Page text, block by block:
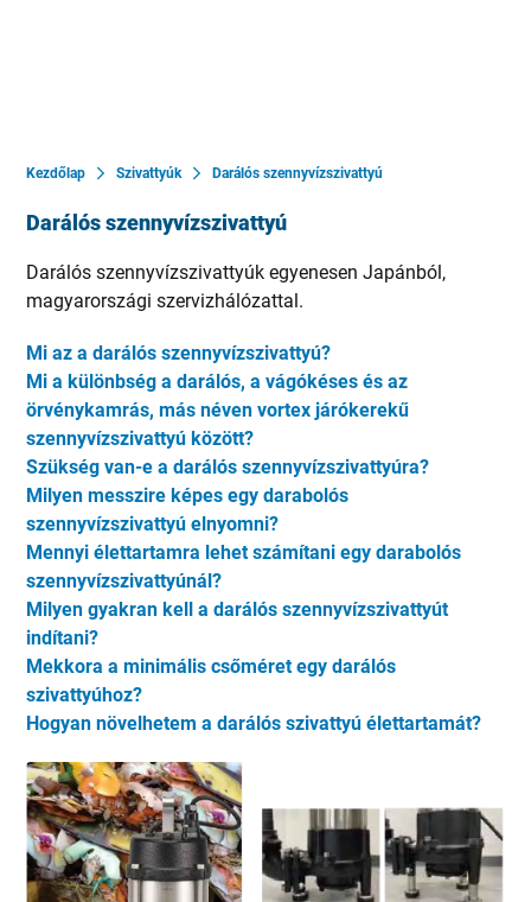
Kezdőlap Szivattyúk Darálós szennyvízszivattyú
Darálós szennyvízszivattyú
Darálós szennyvízszivattyúk egyenesen Japánból,
magyarországi szervizhálózattal.
Mi az a darálós szennyvízszivattyú?
Mi a különbség a darálós, a vágókéses és az
örvénykamrás, más néven vortex járókerekű
szennyvízszivattyú között?
Szükség van-e a darálós szennyvízszivattyúra?
Milyen messzire képes egy darabolós
szennyvízszivattyú elnyomni?
Mennyi élettartamra lehet számítani egy darabolós
szennyvízszivattyúnál?
Milyen gyakran kell a darálós szennyvízszivattyút
indítani?
Mekkora a minimális csőméret egy darálós
szivattyúhoz?
Hogyan növelhetem a darálós szivattyú élettartamát?